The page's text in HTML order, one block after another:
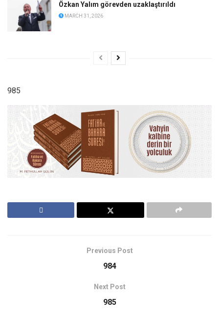
Özkan Yalım görevden uzaklaştırıldı
MARCH 31, 2026
985
Previous Post
984
Next Post
985